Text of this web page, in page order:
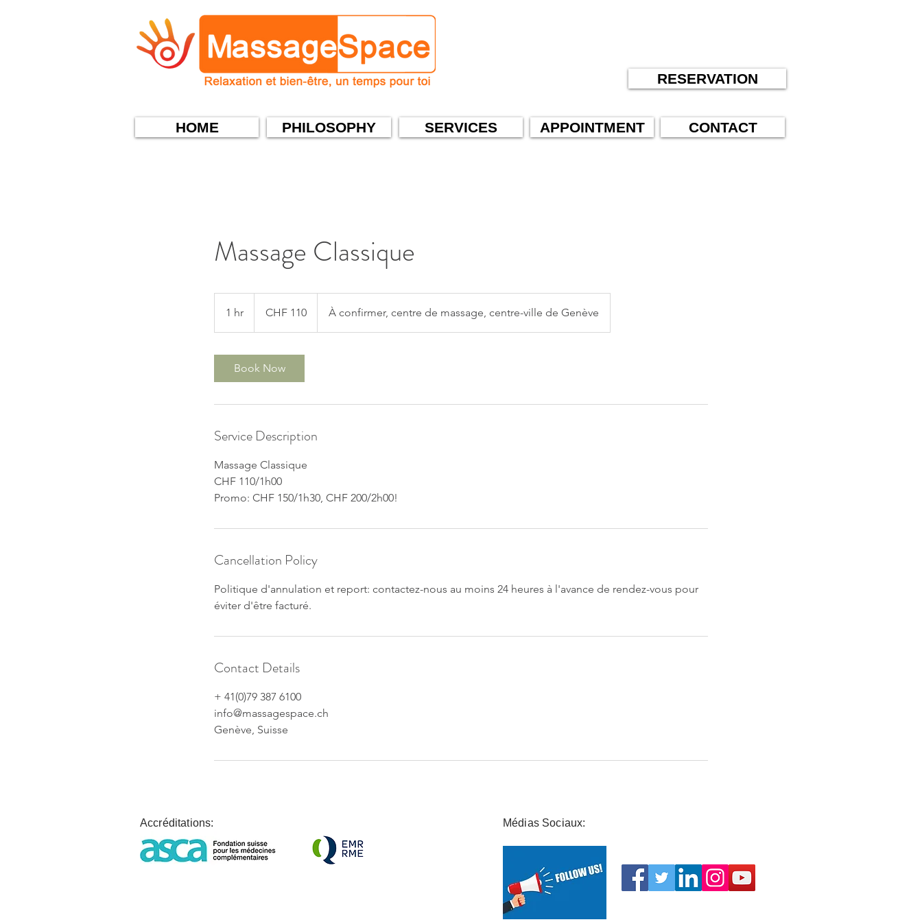
HOME PHILOSOPHY SERVICES
RESERVATION
APPOINTMENT CONTACT
Massage Classique
1 hr
h
francsCHF 110 À confirmer, centre de massage, centre-ville de Genève
Book Now
Service Description
Massage Classique
CHF 110/1h00
Promo: CHF 150/1h30, CHF 200/2h00!
Cancellation Policy
Politique d'annulation et report: contactez-nous au moins 24 heures à l'avance de rendez-vous pour
éviter d'être facturé.
Contact Details
+ 41(0)79 387 6100
info@massagespace.ch
Genève, Suisse
Accréditations: Médias Sociaux: